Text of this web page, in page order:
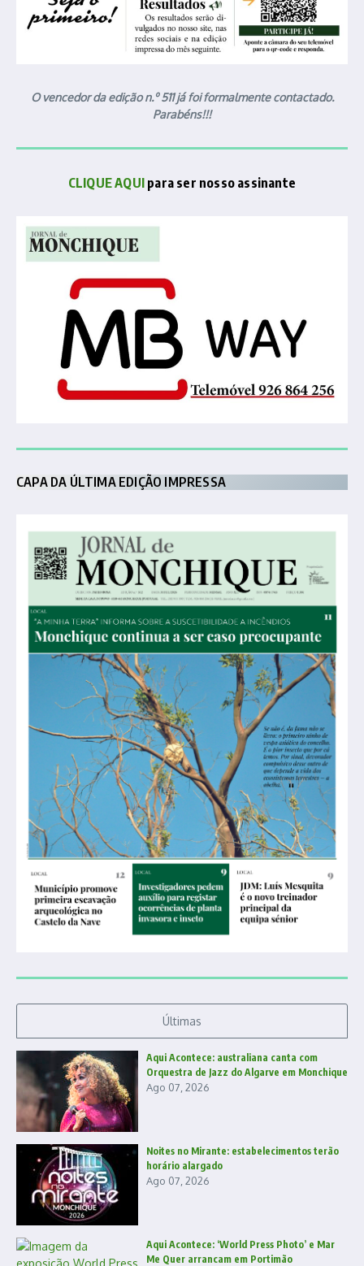
O vencedor da edição n.º 511 já foi formalmente contactado.
Parabéns!!!
CLIQUE AQUI para ser nosso assinante
CAPA DA ÚLTIMA EDIÇÃO IMPRESSA
Últimas
Aqui Acontece: australiana canta com
Orquestra de Jazz do Algarve em Monchique
Ago 07, 2026
Noites no Mirante: estabelecimentos terão
horário alargado
Ago 07, 2026
Aqui Acontece: ‘World Press Photo’ e Mar
Me Quer arrancam em Portimão